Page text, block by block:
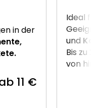
in der
11 €
Ideal für
und
Bis zu 2
von